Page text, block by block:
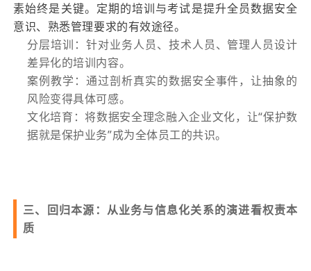
素始终是关键。定期的培训与考试是提升全员数据安全
意识、熟悉管理要求的有效途径。
分层培训：针对业务人员、技术人员、管理人员设计
差异化的培训内容。
案例教学：通过剖析真实的数据安全事件，让抽象的
风险变得具体可感。
文化培育：将数据安全理念融入企业文化，让“保护数
据就是保护业务”成为全体员工的共识。
三、回归本源：从业务与信息化关系的演进看权责本
质